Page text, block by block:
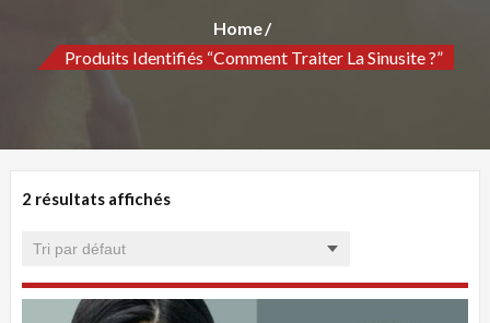
Home
Produits Identifiés “Comment Traiter La Sinusite ?”
2 résultats affichés